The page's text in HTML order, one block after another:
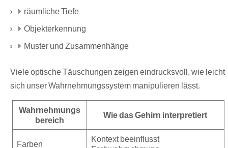
räumliche Tiefe
Objekterkennung
Muster und Zusammenhänge
Viele optische Täuschungen zeigen eindrucksvoll, wie leicht
sich unser Wahrnehmungssystem manipulieren lässt.
Wahrnehmungs
bereich
Wie das Gehirn interpretiert
Farben
Kontext beeinflusst